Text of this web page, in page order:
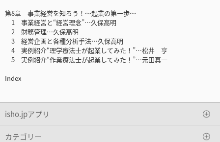
第8章 事業経営を知ろう！～起業の第一歩～
1 事業経営と“経営理念”…久保高明
2 財務管理…久保高明
3 経営企画と各種分析手法…久保高明
4 実例紹介“理学療法士が起業してみた！”…松井 亨
5 実例紹介“作業療法士が起業してみた！”…元田真一
Index
isho.jpアプリ
カテゴリー